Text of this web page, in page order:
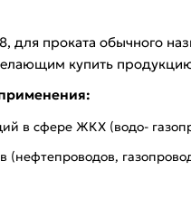
для проката обычного
купить
в сфере ЖКХ (водо-